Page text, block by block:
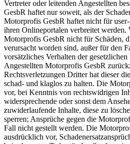
Vertreter oder leitenden Angestellten
GesbR haftet nur soweit, als der
Motorprofis GesbR haftet nicht für
ihren Onlineportalen verbreitet werden.
Motorprofis GesbR nicht für Schäden,
verursacht worden sind, außer für den
vorsätzliches Verhalten der
Angestellten Motorprofis GesbR
Rechtsverletzungen Dritter hat dieser
schad- und klaglos zu halten. Die
vor, bei Kenntnis von rechtswidrigen
widersprechende oder sonst dem
zuwiderlaufende Inhalte, diese zu
sperren; Ansprüche gegen die
Fall nicht gestellt werden. Die
ausdrücklich vor,